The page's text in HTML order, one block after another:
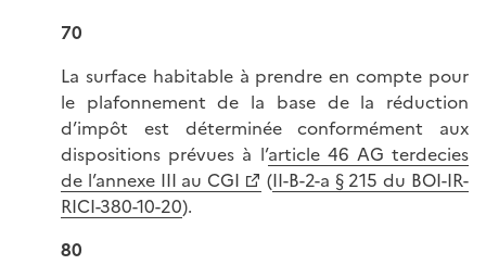
70
La surface habitable à prendre en compte pour
le plafonnement de la base de la réduction
d’impôt est déterminée conformément aux
dispositions prévues à l’article 46 AG terdecies
de l’annexe III au CGI
(II-B-2-a § 215 du BOI-IR-
RICI-380-10-20).
80